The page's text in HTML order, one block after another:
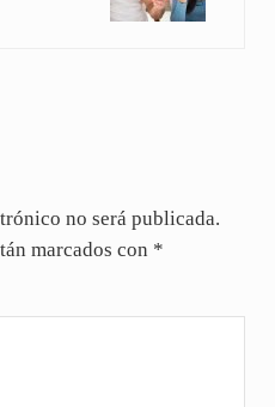
no será publicada.
marcados con *